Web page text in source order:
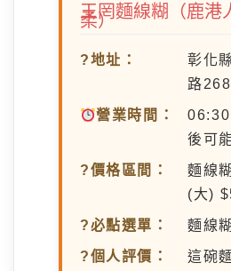
王罔麵線糊（鹿港
柔）
?地址：
彰化
路
營業時間：
後可
?價格區間：
麵線
(大)
?必點選單： 麵線
?個人評價：
這碗